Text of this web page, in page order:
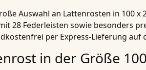
Auswahl an Lattenrosten in 100
28 Federleisten sowie besonders
per Express-Lieferung auf
in der Größe